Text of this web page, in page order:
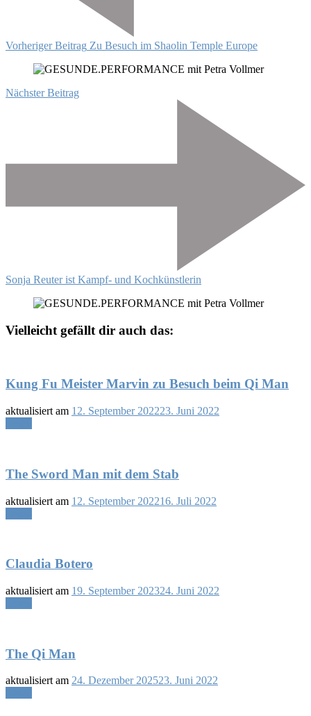
Vorheriger Beitrag Zu Besuch im Shaolin Temple Europe
Nächster Beitrag
Sonja Reuter ist Kampf- und Kochkünstlerin
Vielleicht gefällt dir auch das:
Kung Fu Meister Marvin zu Besuch beim Qi Man
aktualisiert am 12. September 202223. Juni 2022
The Sword Man mit dem Stab
aktualisiert am 12. September 202216. Juli 2022
Claudia Botero
aktualisiert am 19. September 202324. Juni 2022
The Qi Man
aktualisiert am 24. Dezember 202523. Juni 2022